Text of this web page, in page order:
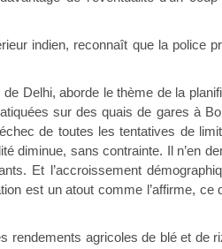
indien, reconnaît que la police
Delhi, aborde le thème de la
sur des quais de gares à
de toutes les tentatives de
diminue, sans contrainte. Il n’en
Et l’accroissement
est un atout comme l’affirme, ce
agricoles de blé et de